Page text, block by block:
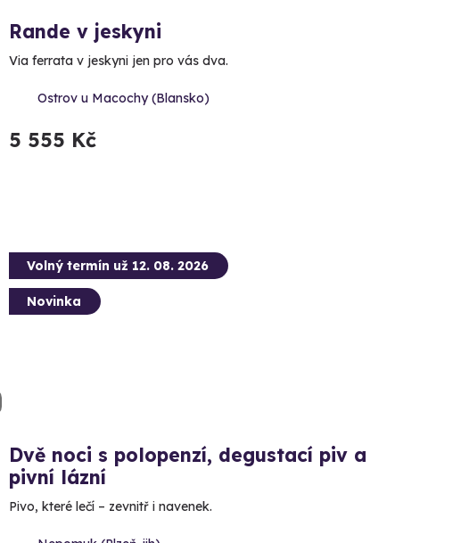
Rande v jeskyni
Via ferrata v jeskyni jen pro vás dva.
Ostrov u Macochy (Blansko)
5 555 Kč
Volný termín už 12. 08. 2026
Novinka
Dvě noci s polopenzí, degustací piv a
pivní lázní
Pivo, které lečí – zevnitř i navenek.